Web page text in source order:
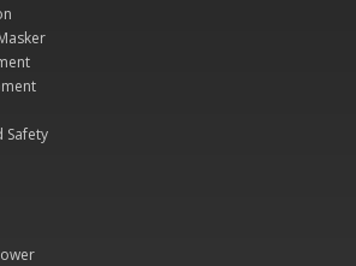
Safety